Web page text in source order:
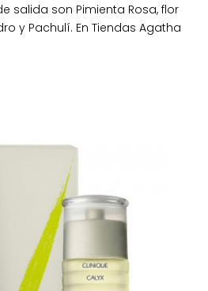
salida son Pimienta Rosa, flor
y Pachulí. En Tiendas Agatha